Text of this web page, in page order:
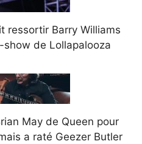
ressortir Barry Williams
de Lollapalooza
May de Queen pour
a raté Geezer Butler